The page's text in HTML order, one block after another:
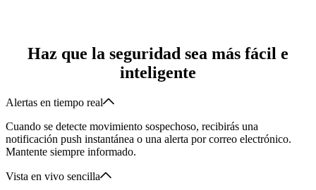
Haz que la seguridad sea más fácil e
inteligente
Alertas en tiempo real
Cuando se detecte movimiento sospechoso, recibirás una
notificación push instantánea o una alerta por correo electrónico.
Mantente siempre informado.
Vista en vivo sencilla